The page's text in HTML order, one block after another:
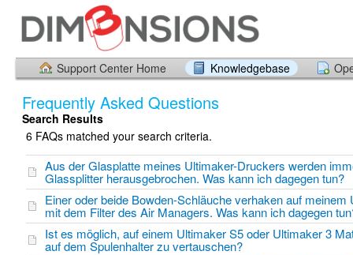
Support Center Home Knowledgebase
Frequently Asked Questions
Search Results
6 FAQs matched your search criteria.
Aus der Glasplatte meines Ultimaker-Druckers werden
Glassplitter herausgebrochen. Was kann ich dagegen tun?
Einer oder beide Bowden-Schläuche verhaken auf meinem
mit dem Filter des Air Managers. Was kann ich dagegen
Ist es möglich, auf einem Ultimaker S5 oder Ultimaker 3
auf dem Spulenhalter zu vertauschen?